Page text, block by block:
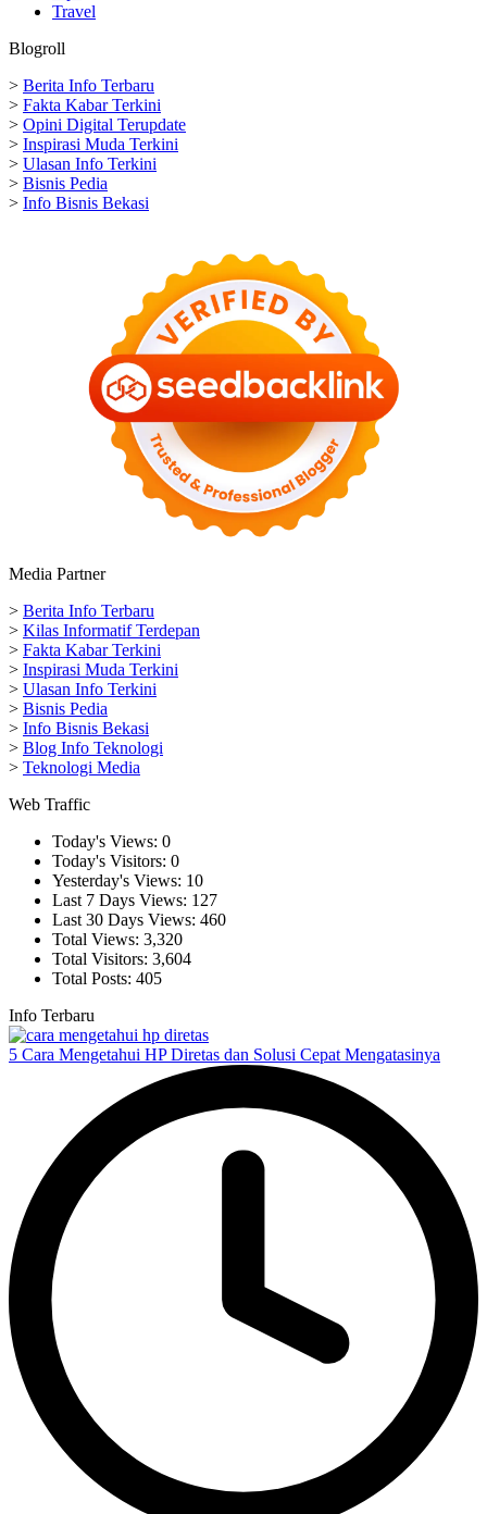
Travel
Blogroll
> Berita Info Terbaru
> Fakta Kabar Terkini
> Opini Digital Terupdate
> Inspirasi Muda Terkini
> Ulasan Info Terkini
> Bisnis Pedia
> Info Bisnis Bekasi
Media Partner
> Berita Info Terbaru
> Kilas Informatif Terdepan
> Fakta Kabar Terkini
> Inspirasi Muda Terkini
> Ulasan Info Terkini
> Bisnis Pedia
> Info Bisnis Bekasi
> Blog Info Teknologi
> Teknologi Media
Web Traffic
Today's Views: 0
Today's Visitors: 0
Yesterday's Views: 10
Last 7 Days Views: 127
Last 30 Days Views: 460
Total Views: 3,320
Total Visitors: 3,604
Total Posts: 405
Info Terbaru
5 Cara Mengetahui HP Diretas dan Solusi Cepat Mengatasinya